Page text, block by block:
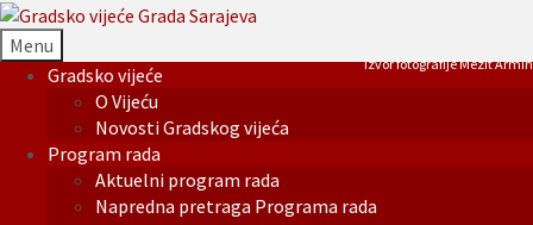
Menu
Gradsko vijeće
O Vijeću
Novosti Gradskog vijeća
Program rada
Aktuelni program rada
Napredna pretraga Programa rada
Izvor fotografije Mezit Armin